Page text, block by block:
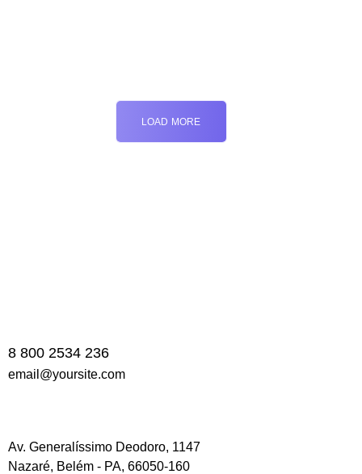
LOAD MORE
8 800 2534 236
email@yoursite.com
Av. Generalíssimo Deodoro, 1147
Nazaré, Belém - PA, 66050-160